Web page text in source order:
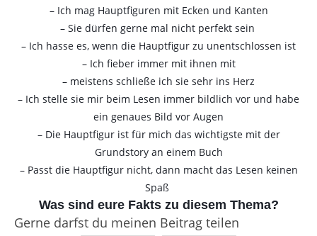
– Ich mag Hauptfiguren mit Ecken und Kanten
– Sie dürfen gerne mal nicht perfekt sein
– Ich hasse es, wenn die Hauptfigur zu unentschlossen ist
– Ich fieber immer mit ihnen mit
– meistens schließe ich sie sehr ins Herz
– Ich stelle sie mir beim Lesen immer bildlich vor und habe
ein genaues Bild vor Augen
– Die Hauptfigur ist für mich das wichtigste mit der
Grundstory an einem Buch
– Passt die Hauptfigur nicht, dann macht das Lesen keinen
Spaß
Was sind eure Fakts zu diesem Thema?
Gerne darfst du meinen Beitrag teilen